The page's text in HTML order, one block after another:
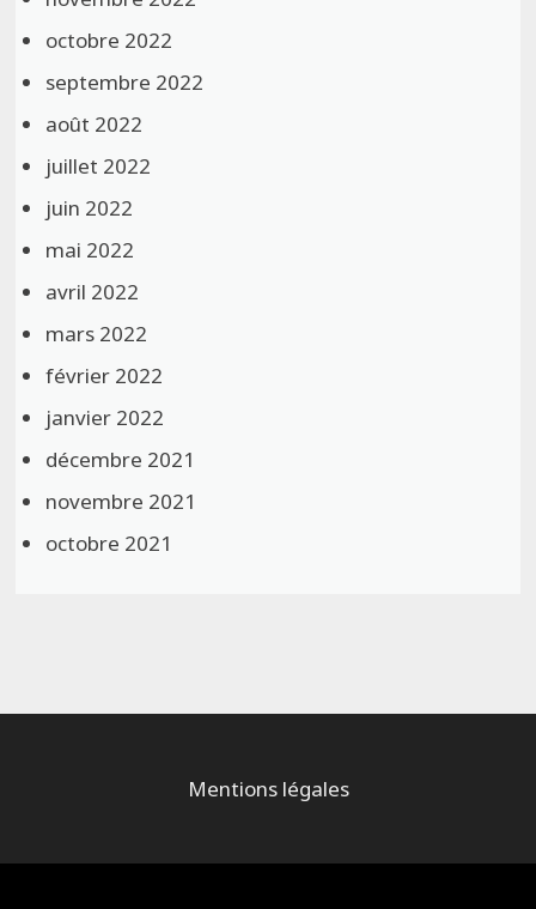
octobre 2022
septembre 2022
août 2022
juillet 2022
juin 2022
mai 2022
avril 2022
mars 2022
février 2022
janvier 2022
décembre 2021
novembre 2021
octobre 2021
Mentions légales